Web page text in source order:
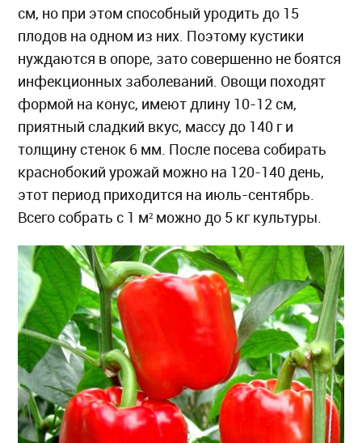
см, но при этом способный уродить до 15
плодов на одном из них. Поэтому кустики
нуждаются в опоре, зато совершенно не боятся
инфекционных заболеваний. Овощи походят
формой на конус, имеют длину 10-12 см,
приятный сладкий вкус, массу до 140 г и
толщину стенок 6 мм. После посева собирать
краснобокий урожай можно на 120-140 день,
этот период приходится на июль-сентябрь.
Всего собрать с 1 м² можно до 5 кг культуры.